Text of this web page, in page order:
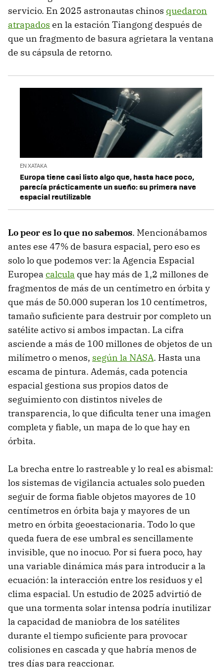
servicio. En 2025 astronautas chinos quedaron
atrapados en la estación Tiangong después de
que un fragmento de basura agrietara la ventana
de su cápsula de retorno.
EN XATAKA
Europa tiene casi listo algo que, hasta hace poco,
parecía prácticamente un sueño: su primera nave
espacial reutilizable
Lo peor es lo que no sabemos. Mencionábamos
antes ese 47% de basura espacial, pero eso es
solo lo que podemos ver: la Agencia Espacial
Europea calcula que hay más de 1,2 millones de
fragmentos de más de un centímetro en órbita y
que más de 50.000 superan los 10 centímetros,
tamaño suficiente para destruir por completo un
satélite activo si ambos impactan. La cifra
asciende a más de 100 millones de objetos de un
milímetro o menos, según la NASA. Hasta una
escama de pintura. Además, cada potencia
espacial gestiona sus propios datos de
seguimiento con distintos niveles de
transparencia, lo que dificulta tener una imagen
completa y fiable, un mapa de lo que hay en
órbita.
La brecha entre lo rastreable y lo real es abismal:
los sistemas de vigilancia actuales solo pueden
seguir de forma fiable objetos mayores de 10
centímetros en órbita baja y mayores de un
metro en órbita geoestacionaria. Todo lo que
queda fuera de ese umbral es sencillamente
invisible, que no inocuo. Por si fuera poco, hay
una variable dinámica más para introducir a la
ecuación: la interacción entre los residuos y el
clima espacial. Un estudio de 2025 advirtió de
que una tormenta solar intensa podría inutilizar
la capacidad de maniobra de los satélites
durante el tiempo suficiente para provocar
colisiones en cascada y que habría menos de
tres días para reaccionar.